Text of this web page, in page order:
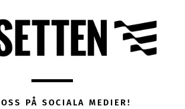
PÅ SOCIALA MEDIER!